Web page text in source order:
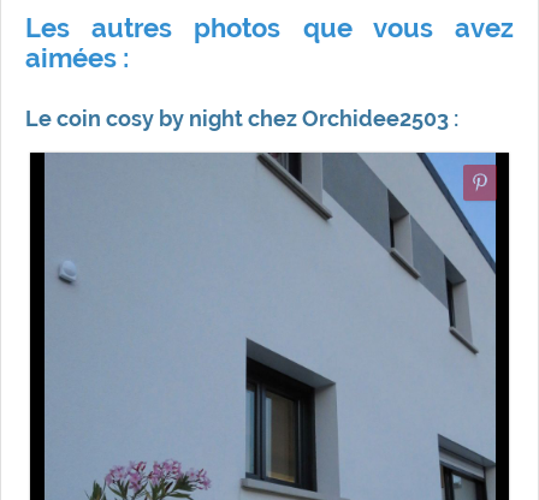
Les autres photos que vous avez
aimées :
Le coin cosy by night chez Orchidee2503 :